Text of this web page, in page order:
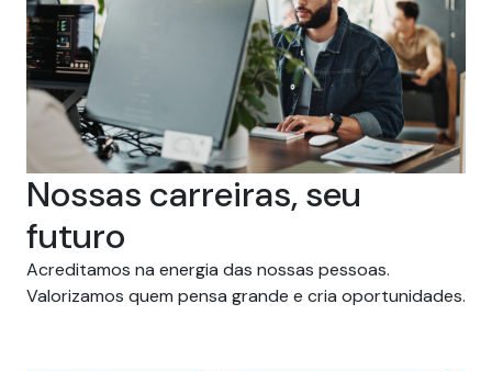
Nossas carreiras, seu
futuro
Acreditamos na energia das nossas pessoas.
Valorizamos quem pensa grande e cria oportunidades.